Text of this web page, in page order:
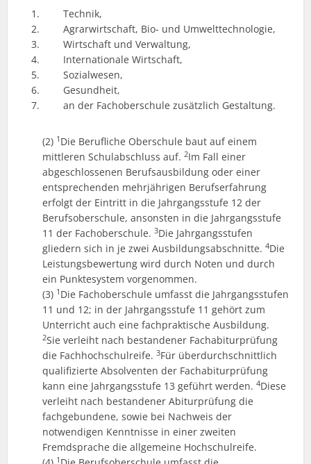
Technik,
Agrarwirtschaft, Bio- und Umwelttechnologie,
Wirtschaft und Verwaltung,
Internationale Wirtschaft,
Sozialwesen,
Gesundheit,
an der Fachoberschule zusätzlich Gestaltung.
(2) 1 Die Berufliche Oberschule baut auf einem
mittleren Schulabschluss auf.2Im Fall einer
abgeschlossenen Berufsausbildung oder einer
entsprechenden mehrjährigen Berufserfahrung
erfolgt der Eintritt in die Jahrgangsstufe 12 der
Berufsoberschule, ansonsten in die Jahrgangsstufe
11 der Fachoberschule.3Die Jahrgangsstufen
gliedern sich in je zwei Ausbildungsabschnitte.4Die
Leistungsbewertung wird durch Noten und durch
ein Punktesystem vorgenommen.
(3) 1 Die Fachoberschule umfasst die Jahrgangsstufen
11 und 12; in der Jahrgangsstufe 11 gehört zum
Unterricht auch eine fachpraktische Ausbildung.
2Sie verleiht nach bestandener Fachabiturprüfung
die Fachhochschulreife.3Für überdurchschnittlich
qualifizierte Absolventen der Fachabiturprüfung
kann eine Jahrgangsstufe 13 geführt werden.4Diese
verleiht nach bestandener Abiturprüfung die
fachgebundene, sowie bei Nachweis der
notwendigen Kenntnisse in einer zweiten
Fremdsprache die allgemeine Hochschulreife.
1